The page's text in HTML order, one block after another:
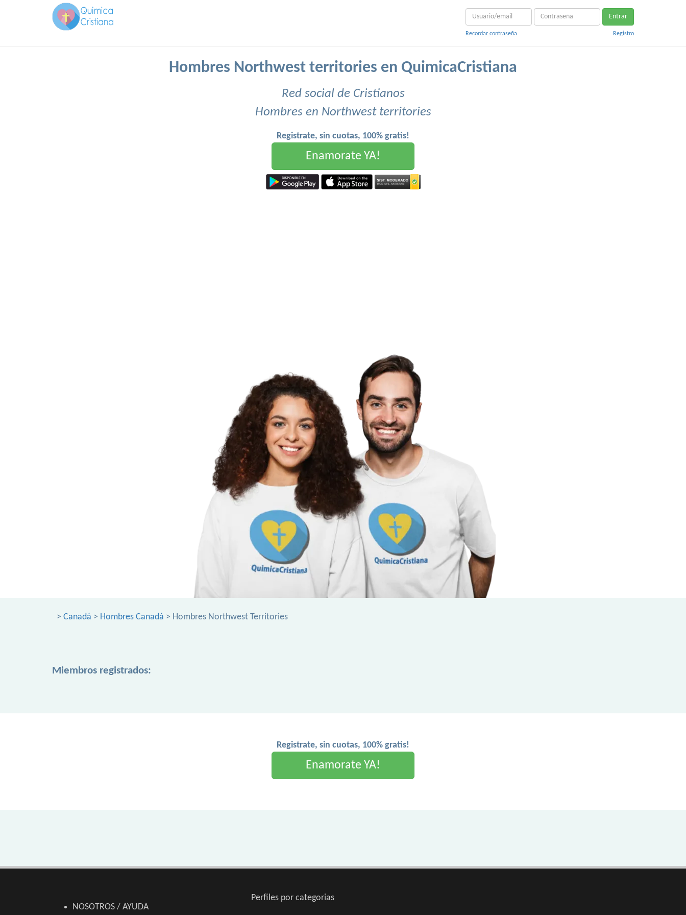
Entrar
Recordar contraseña Registro
Hombres Northwest territories en QuimicaCristiana
Red social de Cristianos
Hombres en Northwest territories
Registrate, sin cuotas, 100% gratis!
Enamorate YA!
> Canadá > Hombres Canadá > Hombres Northwest Territories
Miembros registrados:
Registrate, sin cuotas, 100% gratis!
Enamorate YA!
NOSOTROS / AYUDA
Perfiles por categorias